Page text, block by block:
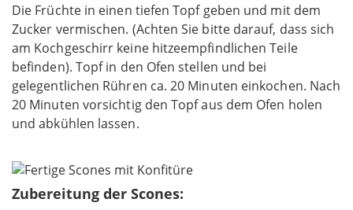
Die Früchte in einen tiefen Topf geben und mit dem
Zucker vermischen. (Achten Sie bitte darauf, dass sich
am Kochgeschirr keine hitzeempfindlichen Teile
befinden). Topf in den Ofen stellen und bei
gelegentlichen Rühren ca. 20 Minuten einkochen. Nach
20 Minuten vorsichtig den Topf aus dem Ofen holen
und abkühlen lassen.
Zubereitung der Scones: